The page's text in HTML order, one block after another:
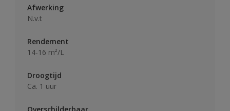
Afwerking
N.v.t
Rendement
14-16 m²/L
Droogtijd
Ca. 1 uur